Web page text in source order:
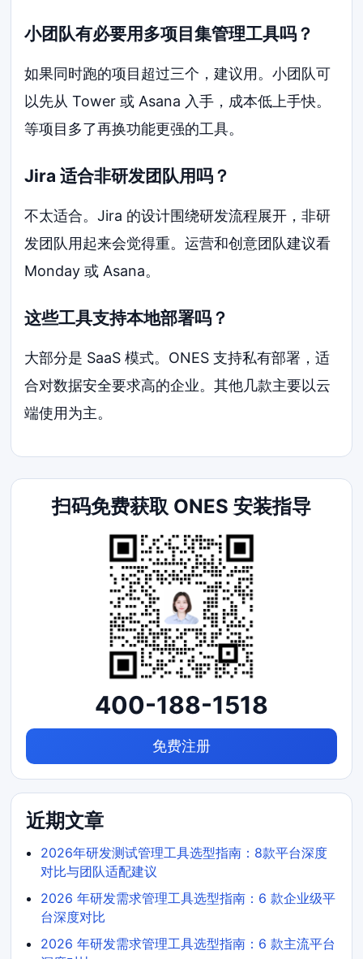
小团队有必要用多项目集管理工具吗？
如果同时跑的项目超过三个，建议用。小团队可
以先从 Tower 或 Asana 入手，成本低上手快。
等项目多了再换功能更强的工具。
Jira 适合非研发团队用吗？
不太适合。Jira 的设计围绕研发流程展开，非研
发团队用起来会觉得重。运营和创意团队建议看
Monday 或 Asana。
这些工具支持本地部署吗？
大部分是 SaaS 模式。ONES 支持私有部署，适
合对数据安全要求高的企业。其他几款主要以云
端使用为主。
扫码免费获取 ONES 安装指导
400-188-1518
免费注册
近期文章
2026年研发测试管理工具选型指南：8款平台深度
对比与团队适配建议
2026 年研发需求管理工具选型指南：6 款企业级平
台深度对比
2026 年研发需求管理工具选型指南：6 款主流平台